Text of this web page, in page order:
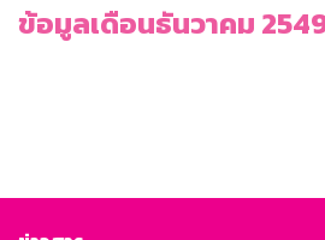
ข้อมูลเดือนธันวาคม